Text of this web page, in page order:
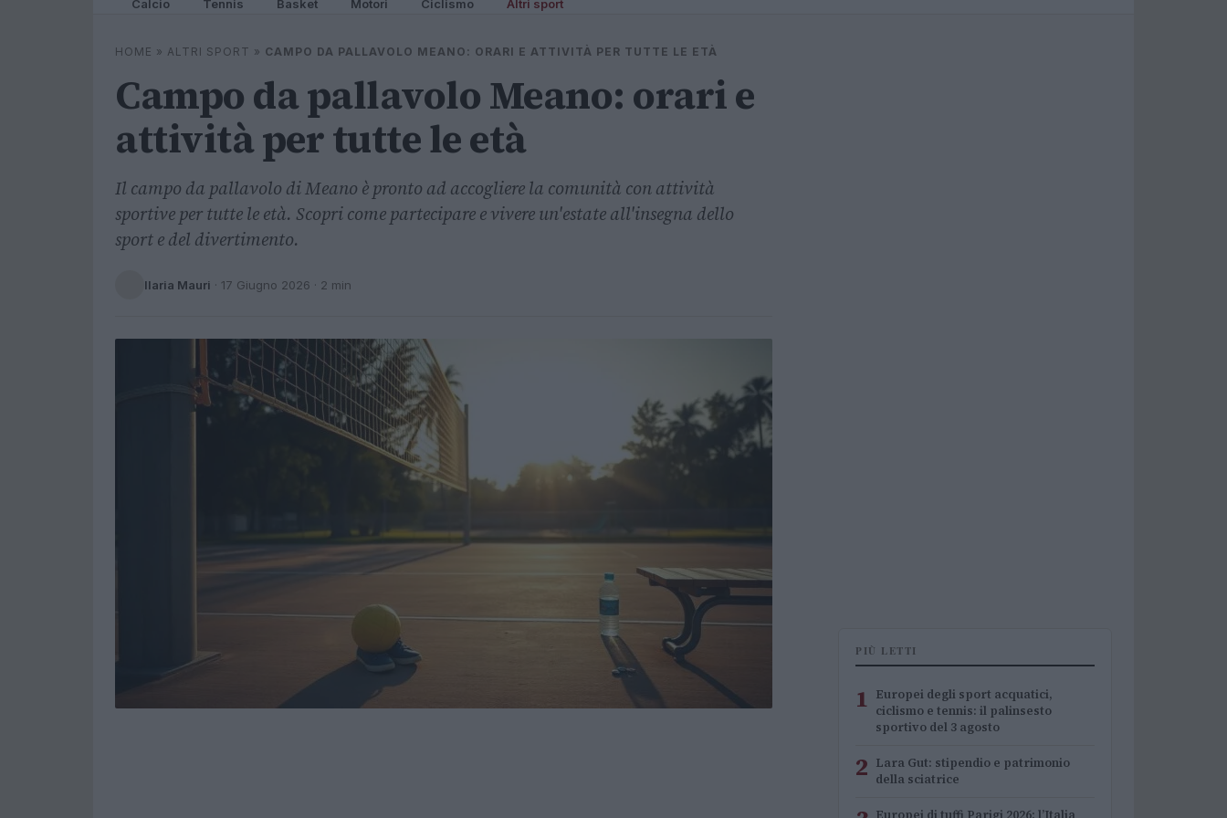
Calcio Tennis Basket Motori Ciclismo Altri sport
HOME » ALTRI SPORT » CAMPO DA PALLAVOLO MEANO: ORARI E ATTIVITÀ PER TUTTE LE ETÀ
Campo da pallavolo Meano: orari e
attività per tutte le età
Il campo da pallavolo di Meano è pronto ad accogliere la comunità con attività
sportive per tutte le età. Scopri come partecipare e vivere un'estate all'insegna dello
sport e del divertimento.
Ilaria Mauri · 17 Giugno 2026 · 2 min
PIÙ LETTI
1 Europei degli sport acquatici,
ciclismo e tennis: il palinsesto
sportivo del 3 agosto
2 Lara Gut: stipendio e patrimonio
della sciatrice
Europei di tuffi Parigi 2026: l’Italia